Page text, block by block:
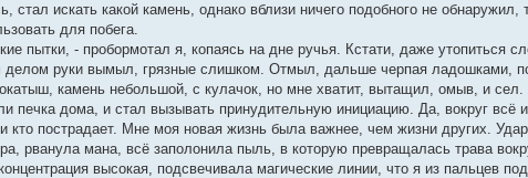
стал искать какой камень, однако вблизи ничего подобного не
для побега.
пытки, - пробормотал я, копаясь на дне ручья. Кстати, даже утопиться
руки вымыл, грязные слишком. Отмыл, дальше черпая ладошками,
камень небольшой, с кулачок, но мне хватит, вытащил, омыв, и
печка дома, и стал вызывать принудительную инициацию. Да, вокруг всё
кто пострадает. Мне моя новая жизнь была важнее, чем жизни других.
рванула мана, всё заполонила пыль, в которую превращалась трава
высокая, подсвечивала магические линии, что я из пальцев